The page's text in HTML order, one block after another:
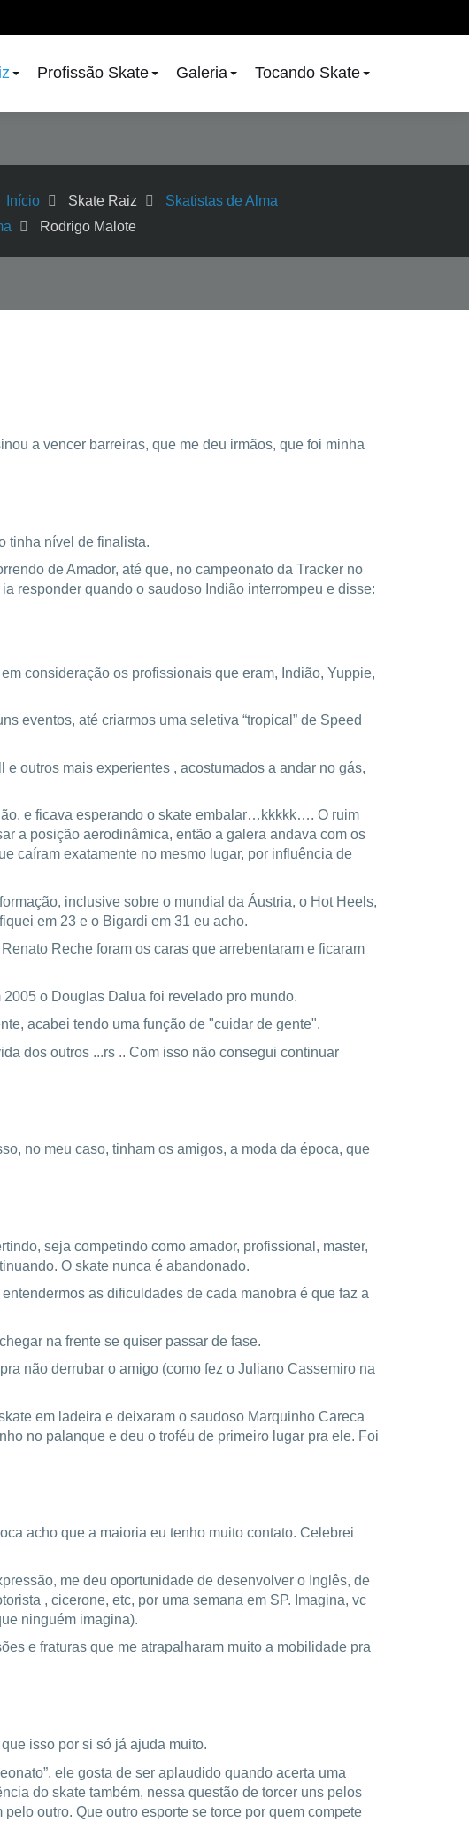
Profissão Skate Galeria Tocando Skate
Início Skate Raiz
Skatistas de Alma
Rodrigo Malote
a vencer barreiras, que me deu irmãos, que foi minha
tinha nível de finalista.
de Amador, até que, no campeonato da Tracker no
responder quando o saudoso Indião interrompeu e disse:
consideração os profissionais que eram, Indião, Yuppie,
eventos, até criarmos uma seletiva “tropical” de Speed
outros mais experientes , acostumados a andar no gás,
e ficava esperando o skate embalar…kkkkk…. O ruim
a posição aerodinâmica, então a galera andava com os
caíram exatamente no mesmo lugar, por influência de
inclusive sobre o mundial da Áustria, o Hot Heels,
em 23 e o Bigardi em 31 eu acho.
Reche foram os caras que arrebentaram e ficaram
o Douglas Dalua foi revelado pro mundo.
acabei tendo uma função de "cuidar de gente".
dos outros ...rs .. Com isso não consegui continuar
no meu caso, tinham os amigos, a moda da época, que
seja competindo como amador, profissional, master,
O skate nunca é abandonado.
as dificuldades de cada manobra é que faz a
na frente se quiser passar de fase.
não derrubar o amigo (como fez o Juliano Cassemiro na
em ladeira e deixaram o saudoso Marquinho Careca
no palanque e deu o troféu de primeiro lugar pra ele. Foi
acho que a maioria eu tenho muito contato. Celebrei
me deu oportunidade de desenvolver o Inglês, de
, cicerone, etc, por uma semana em SP. Imagina, vc
ninguém imagina).
e fraturas que me atrapalharam muito a mobilidade pra
isso por si só já ajuda muito.
ele gosta de ser aplaudido quando acerta uma
do skate também, nessa questão de torcer uns pelos
outro. Que outro esporte se torce por quem compete